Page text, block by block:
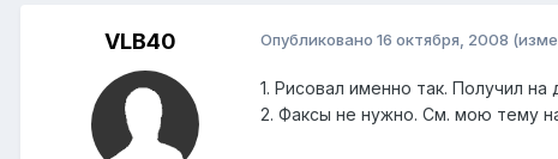
VLB40 Опубликовано 16 октября, 2008
1. Рисовал именно так. Получил
2. Факсы не нужно. См. мою тему